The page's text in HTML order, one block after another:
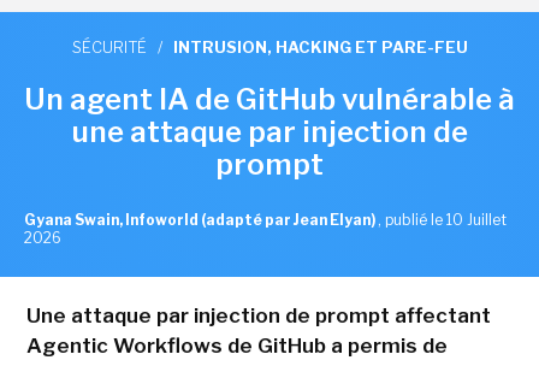
SÉCURITÉ / INTRUSION, HACKING ET PARE-FEU
Un agent IA de GitHub vulnérable à
une attaque par injection de
prompt
Gyana Swain, Infoworld (adapté par Jean Elyan) , publié le 10 Juillet
2026
Une attaque par injection de prompt affectant
Agentic Workflows de GitHub a permis de